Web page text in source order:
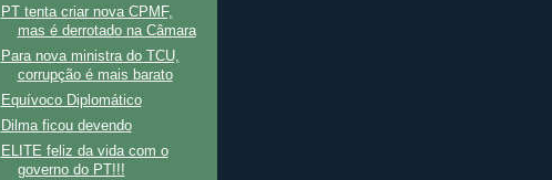
PT tenta criar nova CPMF,
mas é derrotado na Câmara
Para nova ministra do TCU,
corrupção é mais barato
Equívoco Diplomático
Dilma ficou devendo
ELITE feliz da vida com o
governo do PT!!!